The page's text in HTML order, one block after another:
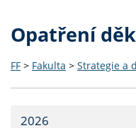
Opatření
FF > Fakulta > Strategie a
2026